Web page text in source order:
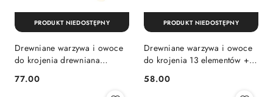
Drewniane warzywa i owoce
do krojenia drewniana
Cena:
77.00
PRODUKT NIEDOSTĘPNY
Drewniane warzywa i owoce
do krojenia 13 elementów +
Cena:
58.00
PRODUKT NIEDOSTĘPNY